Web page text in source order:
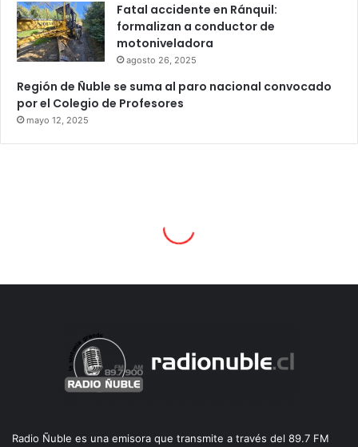
Fatal accidente en Ránquil:
formalizan a conductor de
motoniveladora
agosto 26, 2025
Región de Ñuble se suma al paro nacional convocado
por el Colegio de Profesores
mayo 12, 2025
Radio Ñuble es una emisora que transmite a través del 89.7 FM